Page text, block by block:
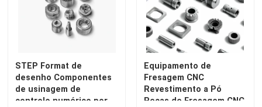
STEP Format de
desenho Componentes
de usinagem de
controlo numérico por
Equipamento de
Fresagem CNC
Revestimento a Pó
Peças de Fresagem CNC